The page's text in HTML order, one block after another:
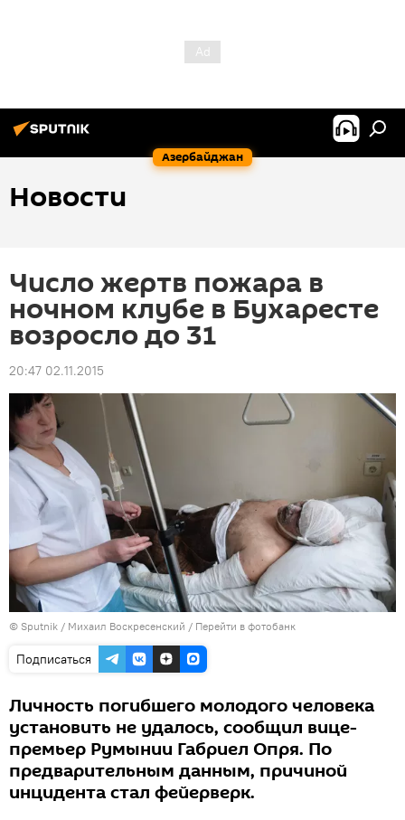
Азербайджан
Новости
Число жертв пожара в
ночном клубе в Бухаресте
возросло до 31
20:47 02.11.2015
© Sputnik / Михаил Воскресенский / Перейти в фотобанк
Подписаться
Личность погибшего молодого человека
установить не удалось, сообщил вице-
премьер Румынии Габриел Опря. По
предварительным данным, причиной
инцидента стал фейерверк.